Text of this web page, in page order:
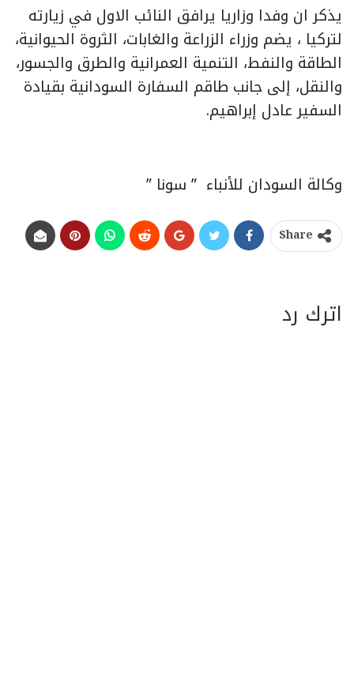
يذكر ان وفدا وزاريا يرافق النائب الاول في زيارته
لتركيا ، يضم وزراء الزراعة والغابات، الثروة الحيوانية،
الطاقة والنفط، التنمية العمرانية والطرق والجسور،
والنقل، إلى جانب طاقم السفارة السودانية بقيادة
السفير عادل إبراهيم.
وكالة السودان للأنباء ” سونا ”
Share
اترك رد